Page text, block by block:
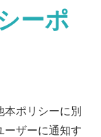
ーポ
ポリシーに別
ーザーに通知す